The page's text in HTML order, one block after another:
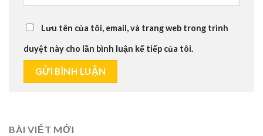
Lưu tên của tôi, email, và trang web trong trình
duyệt này cho lần bình luận kế tiếp của tôi.
BÀI VIẾT MỚI